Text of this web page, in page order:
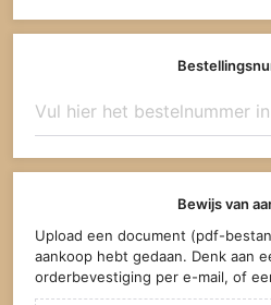
Bewijs van
Upload een document (pdf-
aankoop hebt gedaan. Denk aan
orderbevestiging per e-mail, of